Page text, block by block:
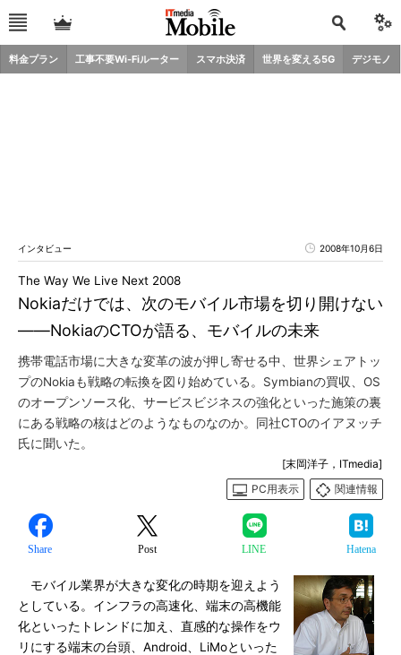
料金プラン 工事不要Wi-Fiルーター スマホ決済 世界を変える5G デジモノ
インタビュー 2008年10月6日
Nokiaだけでは、次のモバイル市場を切り開けない
――NokiaのCTOが語る、モバイルの未来
The Way We Live Next 2008
携帯電話市場に大きな変革の波が押し寄せる中、世界シェアトッ
プのNokiaも戦略の転換を図り始めている。Symbianの買収、OS
のオープンソース化、サービスビジネスの強化といった施策の裏
にある戦略の核はどのようなものなのか。同社CTOのイアヌッチ
氏に聞いた。
[末岡洋子，ITmedia]
PC用表示
関連情報
Share Post LINE Hatena
モバイル業界が大きな変化の時期を迎えよう
としている。インフラの高速化、端末の高機能
化といったトレンドに加え、直感的な操作をウ
リにする端末の台頭、Android、LiMoといった